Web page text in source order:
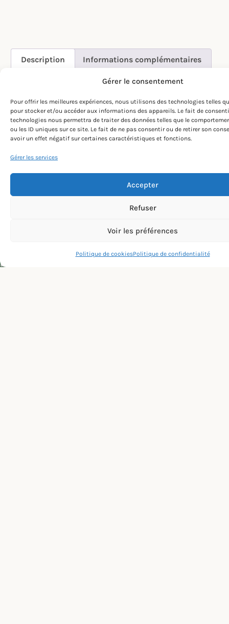
Gérer le consentement
Pour offrir les meilleures expériences, nous utilisons des technologies telles
pour stocker et/ou accéder aux informations des appareils. Le fait de
technologies nous permettra de traiter des données telles que le
ou les ID uniques sur ce site. Le fait de ne pas consentir ou de retirer son
avoir un effet négatif sur certaines caractéristiques et fonctions.
Gérer les services
Accepter
Refuser
Voir les préférences
Politique de cookiesPolitique de confidentialité
Description Informations complémentaires
DESCRIPTION
Lampe de laboratoire rouge 15 Watt, socle E27.
LIEN AVEC LE STÉNOPÉ